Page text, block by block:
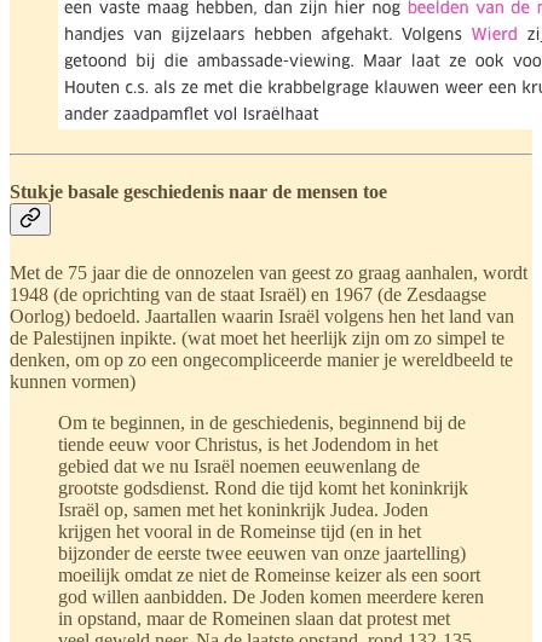
Stukje basale geschiedenis naar de mensen toe
Met de 75 jaar die de onnozelen van geest zo graag aanhalen, wordt
1948 (de oprichting van de staat Israël) en 1967 (de Zesdaagse
Oorlog) bedoeld. Jaartallen waarin Israël volgens hen het land van
de Palestijnen inpikte. (wat moet het heerlijk zijn om zo simpel te
denken, om op zo een ongecompliceerde manier je wereldbeeld te
kunnen vormen)
Om te beginnen, in de geschiedenis, beginnend bij de
tiende eeuw voor Christus, is het Jodendom in het
gebied dat we nu Israël noemen eeuwenlang de
grootste godsdienst. Rond die tijd komt het koninkrijk
Israël op, samen met het koninkrijk Judea. Joden
krijgen het vooral in de Romeinse tijd (en in het
bijzonder de eerste twee eeuwen van onze jaartelling)
moeilijk omdat ze niet de Romeinse keizer als een soort
god willen aanbidden. De Joden komen meerdere keren
in opstand, maar de Romeinen slaan dat protest met